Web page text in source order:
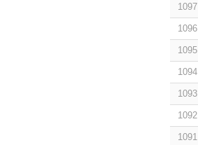
1097
1096
1095
1094
1093
1092
1091